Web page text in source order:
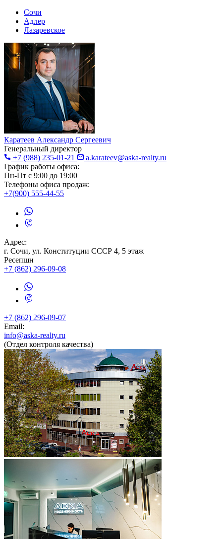
Сочи
Адлер
Лазаревское
Каратеев Александр Сергеевич
Генеральный директор
+7 (988) 235-01-21
a.karateev@aska-realty.ru
График работы офиса:
Пн-Пт с 9:00 до 19:00
Телефоны офиса продаж:
+7(900) 555-44-55
Адрес:
г. Сочи, ул. Конституции СССР 4, 5 этаж
Ресепшн
+7 (862) 296-09-08
+7 (862) 296-09-07
Email:
info@aska-realty.ru
(Отдел контроля качества)